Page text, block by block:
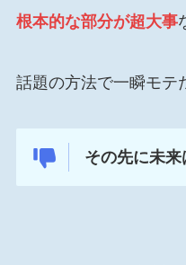
根本的な部分が超大事
話題の方法で一瞬モテ
その先に未来